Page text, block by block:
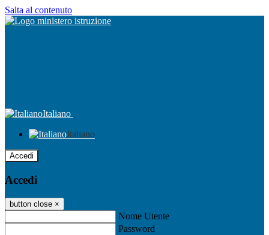
Salta al contenuto
Italiano
Italiano
Accedi
Accedi
button close ×
Nome Utente
Password